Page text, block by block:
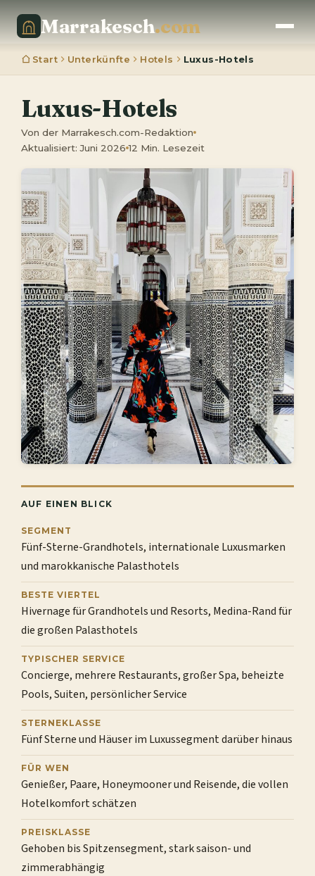
Marrakesch.com
Start Unterkünfte Hotels Luxus-Hotels
Luxus-Hotels
Von der Marrakesch.com-Redaktion
Aktualisiert: Juni 2026 12 Min. Lesezeit
AUF EINEN BLICK
SEGMENT
Fünf-Sterne-Grandhotels, internationale Luxusmarken
und marokkanische Palasthotels
BESTE VIERTEL
Hivernage für Grandhotels und Resorts, Medina-Rand für
die großen Palasthotels
TYPISCHER SERVICE
Concierge, mehrere Restaurants, großer Spa, beheizte
Pools, Suiten, persönlicher Service
STERNEKLASSE
Fünf Sterne und Häuser im Luxussegment darüber hinaus
FÜR WEN
Genießer, Paare, Honeymooner und Reisende, die vollen
Hotelkomfort schätzen
PREISKLASSE
Gehoben bis Spitzensegment, stark saison- und
zimmerabhängig